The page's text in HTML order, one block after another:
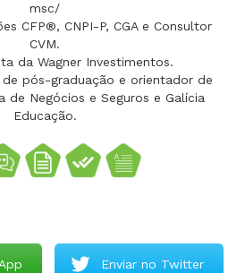
msc/
CFP®, CNPI-P, CGA e Consultor
CVM.
da Wagner Investimentos.
pós-graduação e orientador de
de Negócios e Seguros e Galícia
Educação.
Enviar no Twitter